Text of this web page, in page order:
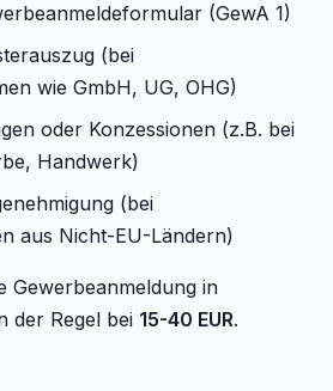
(GewA 1)
(bei
wie GmbH, UG, OHG)
oder Konzessionen (z.B. bei
Handwerk)
(bei
aus Nicht-EU-Ländern)
Gewerbeanmeldung in
der Regel bei 15-40 EUR.